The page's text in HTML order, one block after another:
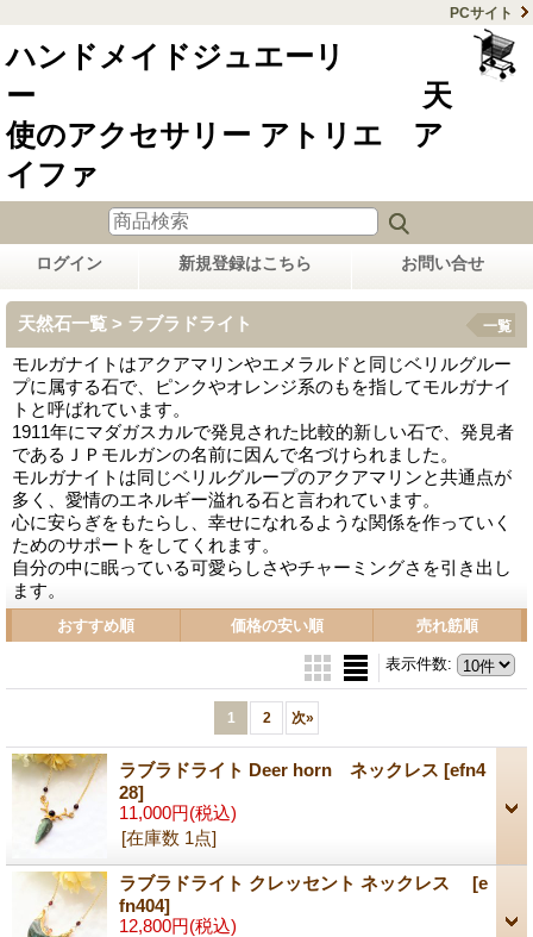
PCサイト
ハンドメイドジュエーリ
ー 天
使のアクセサリー アトリエ ア
イファ
ログイン 新規登録はこちら お問い合せ
天然石一覧 > ラブラドライト
モルガナイトはアクアマリンやエメラルドと同じベリルグルー
プに属する石で、ピンクやオレンジ系のもを指してモルガナイ
トと呼ばれています。
1911年にマダガスカルで発見された比較的新しい石で、発見者
であるＪＰモルガンの名前に因んで名づけられました。
モルガナイトは同じベリルグループのアクアマリンと共通点が
多く、愛情のエネルギー溢れる石と言われています。
心に安らぎをもたらし、幸せになれるような関係を作っていく
ためのサポートをしてくれます。
自分の中に眠っている可愛らしさやチャーミングさを引き出し
ます。
一覧
おすすめ順 価格の安い順 売れ筋順
表示件数:
1 2 次»
ラブラドライト Deer horn ネックレス [efn4
28]
11,000円(税込)
[在庫数 1点]
ラブラドライト クレッセント ネックレス [e
fn404]
12,800円(税込)